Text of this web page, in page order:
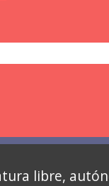
libre,